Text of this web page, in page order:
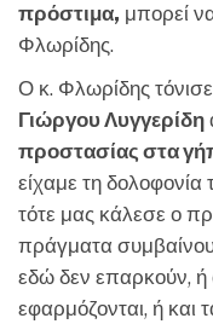
πρόστιμα, μπορεί
Φλωρίδης.
Ο κ. Φλωρίδης
Γιώργου Λυγγερίδη
προστασίας στα
είχαμε τη δολοφονία
τότε μας κάλεσε ο
πράγματα
εδώ δεν επαρκούν, ή
εφαρμόζονται, ή και